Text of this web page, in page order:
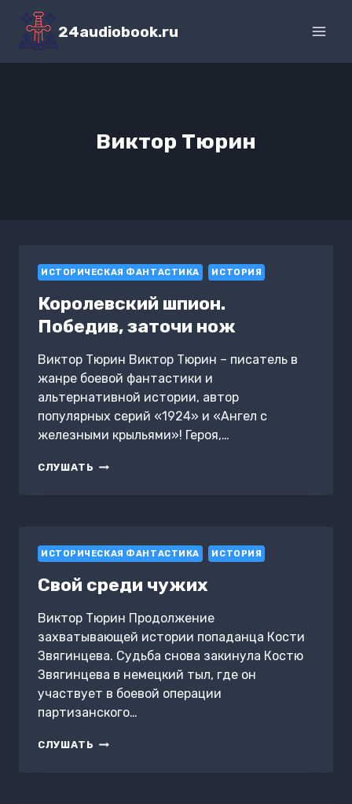
Перейти
содержимому
24audiobook.ru
Виктор Тюрин
ИСТОРИЧЕСКАЯ ФАНТАСТИКА ИСТОРИЯ
Королевский шпион.
Победив, заточи нож
Виктор Тюрин Виктор Тюрин – писатель в
жанре боевой фантастики и
альтернативной истории, автор
популярных серий «1924» и «Ангел с
железными крыльями»! Героя,…
СЛУШАТЬ КОРОЛЕВСКИЙ
ИСТОРИЧЕСКАЯ ФАНТАСТИКА ИСТОРИЯ
Свой среди чужих
Виктор Тюрин Продолжение
захватывающей истории попаданца Кости
Звягинцева. Судьба снова закинула Костю
Звягинцева в немецкий тыл, где он
участвует в боевой операции
партизанского…
СЛУШАТЬ СВОЙ